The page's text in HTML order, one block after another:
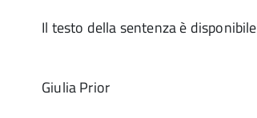
Il testo della sentenza è disponibile
Giulia Prior